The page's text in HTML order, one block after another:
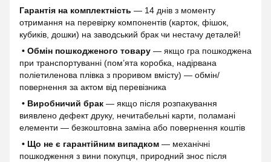
Гарантія на комплектність — 14 днів з моменту
отримання на перевірку компонентів (карток, фішок,
кубиків, дошки) на заводський брак чи нестачу деталей!
• Обмін пошкодженого товару — якщо гра пошкоджена
при транспортуванні (пом’ята коробка, надірвана
поліетиленова плівка з проривом вмісту) — обмін/
повернення за актом від перевізника
• Виробничий брак — якщо після розпакування
виявлено дефект друку, нечитабельні карти, поламані
елементи — безкоштовна заміна або повернення коштів
• Що не є гарантійним випадком — механічні
пошкодження з вини покупця, природний знос після